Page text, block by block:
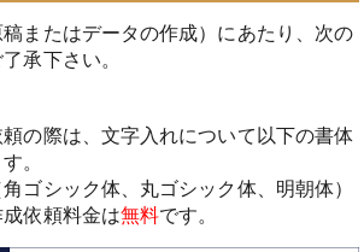
またはデータの作成）にあたり、次の
承下さい。
の際は、文字入れについて以下の書体
。
ゴシック体、丸ゴシック体、明朝体）
依頼料金は無料です。